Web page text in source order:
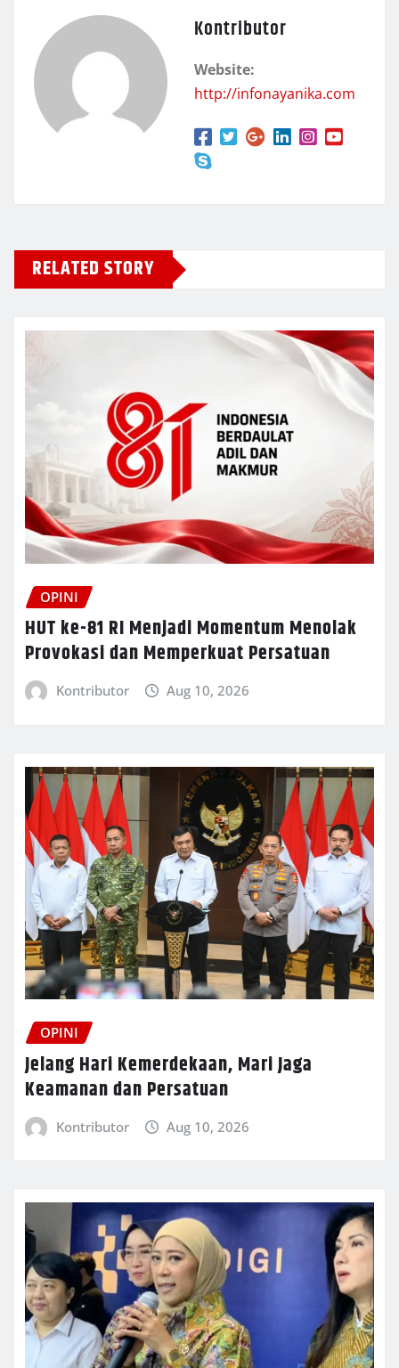
Kontributor
Website:
http://infonayanika.com
RELATED STORY
OPINI
HUT ke-81 RI Menjadi Momentum Menolak
Provokasi dan Memperkuat Persatuan
Kontributor Aug 10, 2026
OPINI
Jelang Hari Kemerdekaan, Mari Jaga
Keamanan dan Persatuan
Kontributor Aug 10, 2026